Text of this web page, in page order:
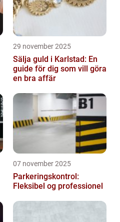
29 november 2025
Sälja guld i Karlstad: En
guide för dig som vill göra
en bra affär
07 november 2025
Parkeringskontrol:
Fleksibel og professionel